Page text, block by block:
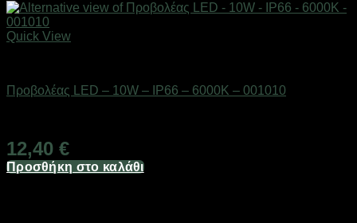
Quick View
Προβολέας LED – 10W – IP66 – 6000K – 001010
12,40 €
Προσθήκη στο καλάθι